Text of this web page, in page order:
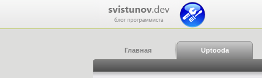
Главная Uptooda